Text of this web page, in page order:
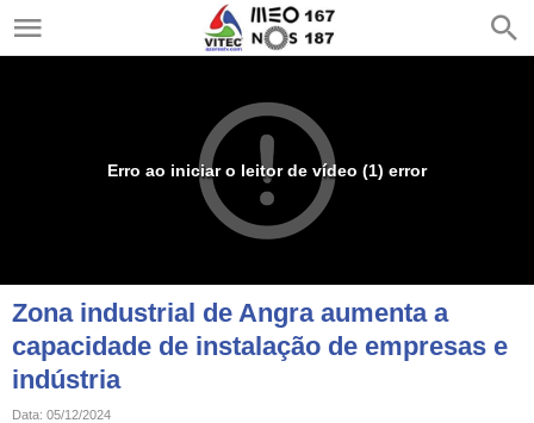
Erro ao iniciar o leitor de vídeo (1) error
Zona industrial de Angra aumenta a
capacidade de instalação de empresas e
indústria
Data: 05/12/2024